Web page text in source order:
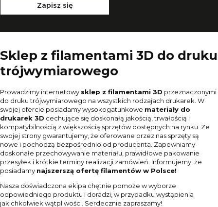
Zapisz się
Sklep z filamentami 3D do druku
trójwymiarowego
Prowadzimy internetowy sklep z filamentami 3D przeznaczonymi
do druku trójwymiarowego na wszystkich rodzajach drukarek. W
swojej ofercie posiadamy wysokogatunkowe materiały do
drukarek 3D cechujące się doskonałą jakością, trwałością i
kompatybilnością z większością sprzętów dostępnych na rynku. Ze
swojej strony gwarantujemy, że oferowane przez nas sprzęty są
nowe i pochodzą bezpośrednio od producenta. Zapewniamy
doskonałe przechowywanie materiału, prawidłowe pakowanie
przesyłek i krótkie terminy realizacji zamówień. Informujemy, że
posiadamy najszerszą ofertę filamentów w Polsce!
Nasza doświadczona ekipa chętnie pomoże w wyborze
odpowiedniego produktu i doradzi, w przypadku wystąpienia
jakichkolwiek wątpliwości. Serdecznie zapraszamy!